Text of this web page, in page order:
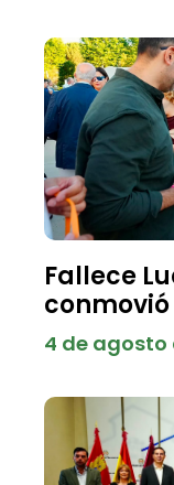
Fallece
4 de agosto